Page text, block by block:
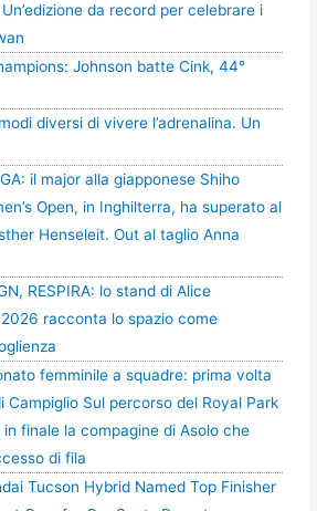
da record per celebrare i
Johnson batte Cink, 44°
diversi di vivere l’adrenalina. Un
il major alla giapponese Shiho
Open, in Inghilterra, ha superato al
Henseleit. Out al taglio Anna
RESPIRA: lo stand di Alice
racconta lo spazio come
femminile a squadre: prima volta
Campiglio Sul percorso del Royal Park
finale la compagine di Asolo che
di fila
Tucson Hybrid Named Top Finisher